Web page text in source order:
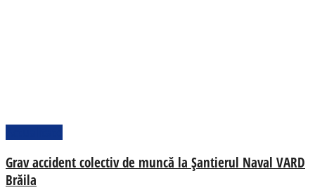
Grav accident colectiv de muncă la Șantierul Naval VARD
Brăila